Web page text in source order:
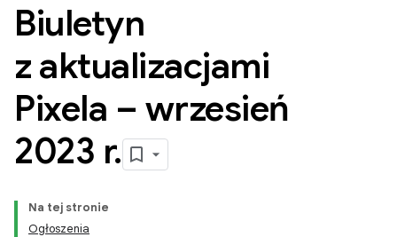
Biuletyn
z aktualizacjami
Pixela – wrzesień
2023 r.
Na tej stronie
Ogłoszenia